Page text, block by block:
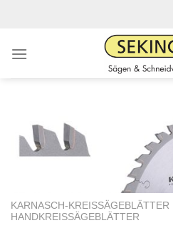
KARNASCH-KREISSÄGEBLÄTTER
HANDKREISSÄGEBLÄTTER